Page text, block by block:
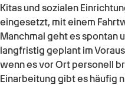
Kitas und sozialen
eingesetzt, mit einem
Manchmal geht es spontan
langfristig geplant im
wenn es vor Ort personell
Einarbeitung gibt es häufig